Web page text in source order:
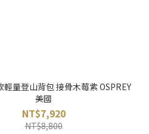
輕量登山背包 接骨木莓紫 OSPREY
美國
NT$7,920
NT$8,800